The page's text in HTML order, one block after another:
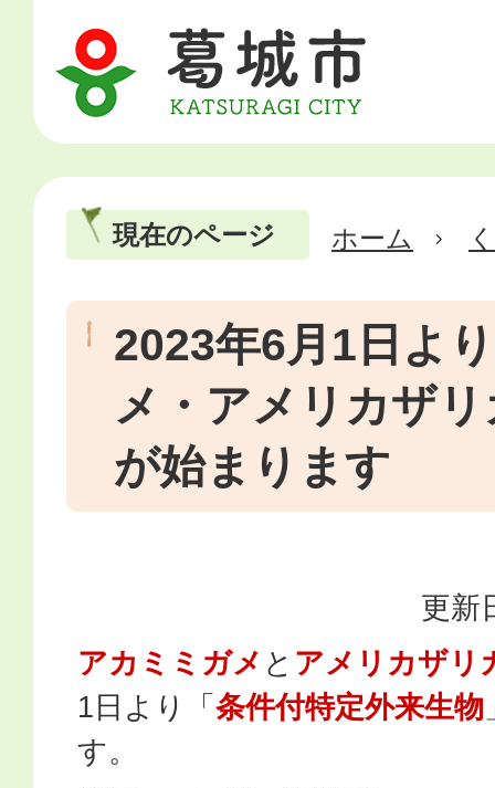
現在のページ ホーム
2023年6月1日よ
メ・アメリカザ
が始まります
更新
アカミミガメ と アメリカザリ
1日より「 条件付特定外来生物
す。